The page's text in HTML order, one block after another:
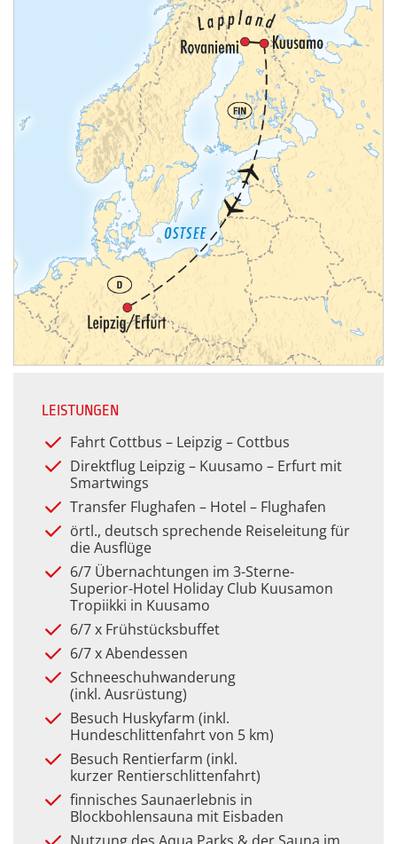
LEISTUNGEN
Fahrt Cottbus – Leipzig – Cottbus
Direktflug Leipzig – Kuusamo – Erfurt mit
Smartwings
Transfer Flughafen – Hotel – Flughafen
örtl., deutsch sprechende Reiseleitung für
die Ausflüge
6/7 Übernachtungen im 3-Sterne-
Superior-Hotel Holiday Club Kuusamon
Tropiikki in Kuusamo
6/7 x Frühstücksbuffet
6/7 x Abendessen
Schneeschuhwanderung
(inkl. Ausrüstung)
Besuch Huskyfarm (inkl.
Hundeschlittenfahrt von 5 km)
Besuch Rentierfarm (inkl.
kurzer Rentierschlittenfahrt)
finnisches Saunaerlebnis in
Blockbohlensauna mit Eisbaden